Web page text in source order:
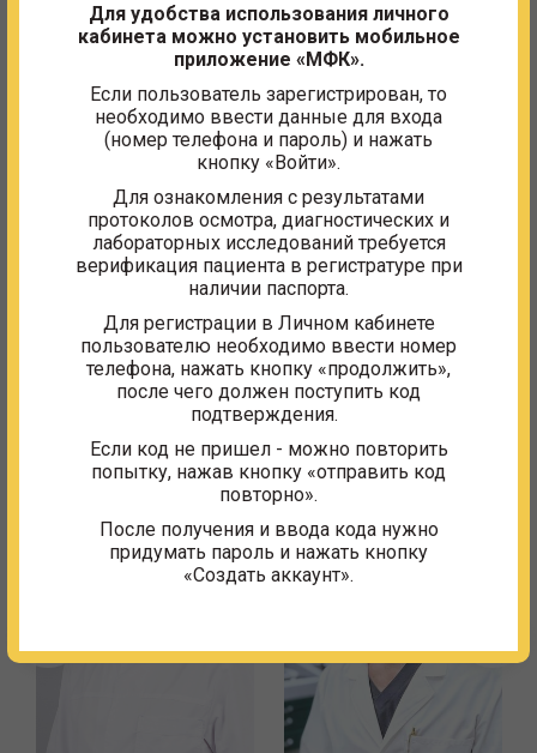
ЗАПИСАТЬСЯ НА ПРИЁМ
Образование
Высшее, диплом ИВ № 317031,
Семипалатинский государственный
медицинский институт, 1983 г.
Сертификаты
Аккредитация по специальности
"Ультразвуковая диагностика" от 23.07.2024
Другие сотрудники
Для удобства использования личного
кабинета можно установить мобильное
приложение «МФК».
Если пользователь зарегистрирован, то
необходимо ввести данные для входа
(номер телефона и пароль) и нажать
кнопку «Войти».
Для ознакомления с результатами
протоколов осмотра, диагностических и
лабораторных исследований требуется
верификация пациента в регистратуре при
наличии паспорта.
Для регистрации в Личном кабинете
пользователю необходимо ввести номер
телефона, нажать кнопку «продолжить»,
после чего должен поступить код
подтверждения.
Если код не пришел - можно повторить
попытку, нажав кнопку «отправить код
повторно».
После получения и ввода кода нужно
придумать пароль и нажать кнопку
«Создать аккаунт».